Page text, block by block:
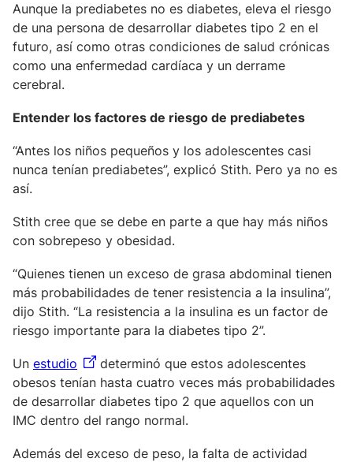
Aunque la prediabetes no es diabetes, eleva el riesgo
de una persona de desarrollar diabetes tipo 2 en el
futuro, así como otras condiciones de salud crónicas
como una enfermedad cardíaca y un derrame
cerebral.
Entender los factores de riesgo de prediabetes
“Antes los niños pequeños y los adolescentes casi
nunca tenían prediabetes”, explicó Stith. Pero ya no es
así.
Stith cree que se debe en parte a que hay más niños
con sobrepeso y obesidad.
“Quienes tienen un exceso de grasa abdominal tienen
más probabilidades de tener resistencia a la insulina”,
dijo Stith. “La resistencia a la insulina es un factor de
riesgo importante para la diabetes tipo 2”.
Un estudio
determinó que estos adolescentes
obesos tenían hasta cuatro veces más probabilidades
de desarrollar diabetes tipo 2 que aquellos con un
IMC dentro del rango normal.
Además del exceso de peso, la falta de actividad